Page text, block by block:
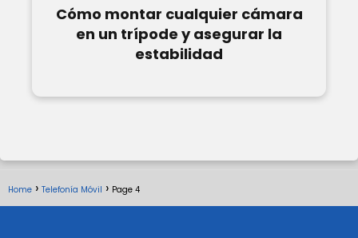
Cómo montar cualquier cámara
en un trípode y asegurar la
estabilidad
Home Telefonía Móvil Page 4